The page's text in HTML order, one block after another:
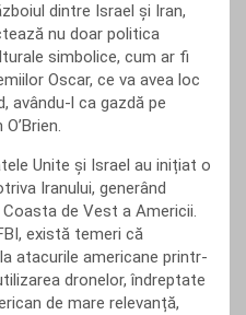
dintre Israel și Iran,
nu doar politica
simbolice, cum ar fi
Oscar, ce va avea loc
avându-l ca gazdă pe
Unite și Israel au inițiat o
Iranului, generând
de Vest a Americii.
există temeri că
atacurile americane printr-
dronelor, îndreptate
de mare relevanță,